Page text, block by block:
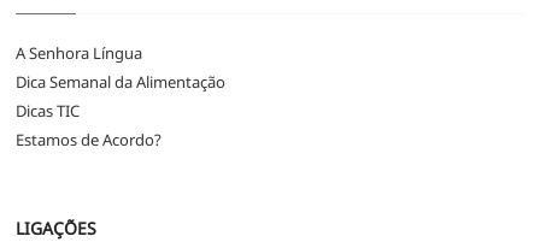
A Senhora Língua
Dica Semanal da Alimentação
Dicas TIC
Estamos de Acordo?
LIGAÇÕES